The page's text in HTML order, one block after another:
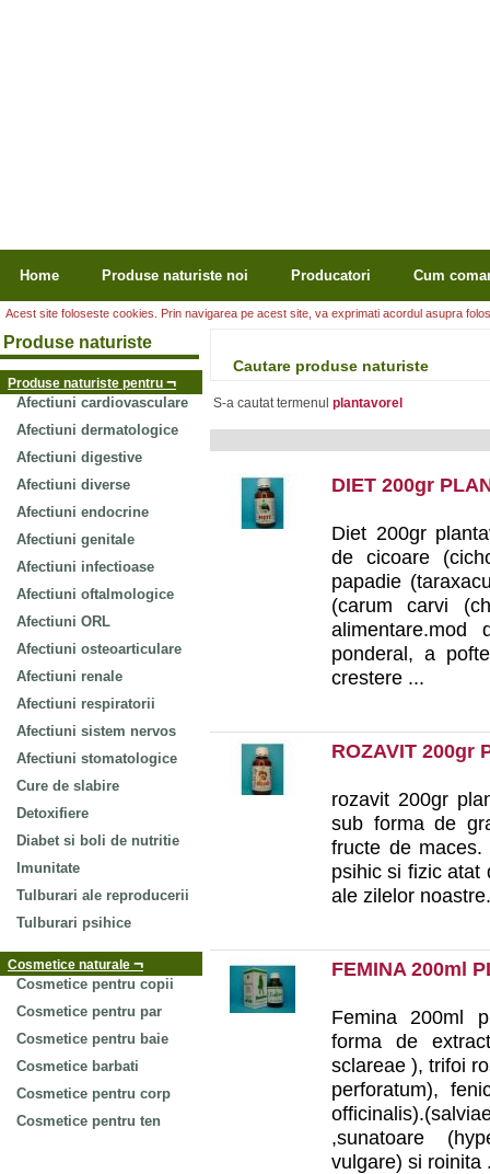
Home Produse naturiste noi Producatori Cum
Acest site foloseste cookies. Prin navigarea pe acest site, va exprimati acordul asupra
Produse naturiste
Produse naturiste pentru ¬
Afectiuni cardiovasculare
Afectiuni dermatologice
Afectiuni digestive
Afectiuni diverse
Afectiuni endocrine
Afectiuni genitale
Afectiuni infectioase
Afectiuni oftalmologice
Afectiuni ORL
Afectiuni osteoarticulare
Afectiuni renale
Afectiuni respiratorii
Afectiuni sistem nervos
Afectiuni stomatologice
Cure de slabire
Detoxifiere
Diabet si boli de nutritie
Imunitate
Tulburari ale reproducerii
Tulburari psihice
Cosmetice naturale ¬
Cosmetice pentru copii
Cosmetice pentru par
Cosmetice pentru baie
Cosmetice barbati
Cosmetice pentru corp
Cosmetice pentru ten
Cautare produse naturiste
S-a cautat termenul plantavorel
DIET 200gr
Diet 200gr
de cicoare
papadie
(carum carvi
alimentare.mod
ponderal, a
crestere ...
ROZAVIT 200gr
rozavit 200gr
sub forma de
fructe de
psihic si fizic atat
ale zilelor noastre.
FEMINA 200ml
Femina 200ml
forma de
sclareae ), trifoi
perforatum),
,sunatoare
vulgare) si roinita